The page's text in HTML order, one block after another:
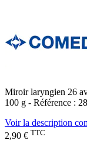
Miroir laryngien 26
100 g - Référence :
Voir la description
2,90 € TTC